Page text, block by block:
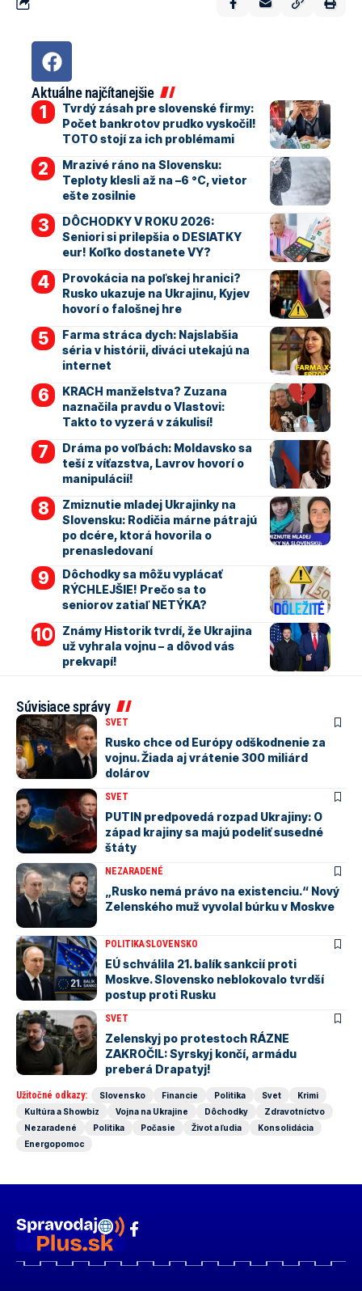
Aktuálne najčítanejšie
Tvrdý zásah pre slovenské firmy:
Počet bankrotov prudko vyskočil!
TOTO stojí za ich problémami
Mrazivé ráno na Slovensku:
Teploty klesli až na –6 °C, vietor
ešte zosilnie
DÔCHODKY V ROKU 2026:
Seniori si prilepšia o DESIATKY
eur! Koľko dostanete VY?
Provokácia na poľskej hranici?
Rusko ukazuje na Ukrajinu, Kyjev
hovorí o falošnej hre
Farma stráca dych: Najslabšia
séria v histórii, diváci utekajú na
internet
KRACH manželstva? Zuzana
naznačila pravdu o Vlastovi:
Takto to vyzerá v zákulisí!
Dráma po voľbách: Moldavsko sa
teší z víťazstva, Lavrov hovorí o
manipulácií!
Zmiznutie mladej Ukrajinky na
Slovensku: Rodičia márne pátrajú
po dcére, ktorá hovorila o
prenasledovaní
Dôchodky sa môžu vyplácať
RÝCHLEJŠIE! Prečo sa to
seniorov zatiaľ NETÝKA?
Známy Historik tvrdí, že Ukrajina
už vyhrala vojnu – a dôvod vás
prekvapí!
Súvisiace správy
SVET
Rusko chce od Európy odškodnenie za
vojnu. Žiada aj vrátenie 300 miliárd
dolárov
SVET
PUTIN predpovedá rozpad Ukrajiny: O
západ krajiny sa majú podeliť susedné
štáty
NEZARADENÉ
„Rusko nemá právo na existenciu.“ Nový
Zelenského muž vyvolal búrku v Moskve
POLITIKASLOVENSKO
EÚ schválila 21. balík sankcií proti
Moskve. Slovensko neblokovalo tvrdší
postup proti Rusku
SVET
Zelenskyj po protestoch RÁZNE
ZAKROČIL: Syrskyj končí, armádu
preberá Drapatyj!
Užitočné odkazy: Slovensko Financie Politika Svet
Krimi
Kultúra a Showbiz
Vojna na Ukrajine Dôchodky
Zdravotníctvo
Nezaradené
Politika Počasie Život a ľudia
Konsolidácia
Energopomoc